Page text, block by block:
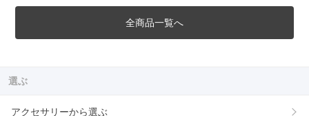
全商品一覧へ
選ぶ
アクセサリーから選ぶ